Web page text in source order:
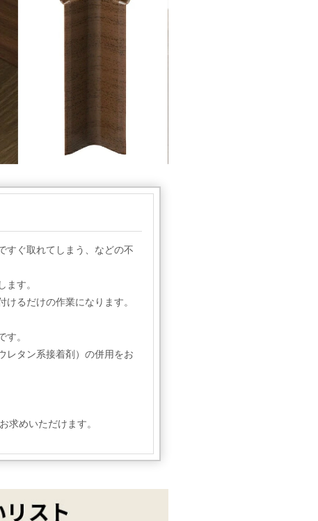
すぐ取れてしまう、などの不
す。
るだけの作業になります。
。
レタン系接着剤）の併用をお
求めいただけます。